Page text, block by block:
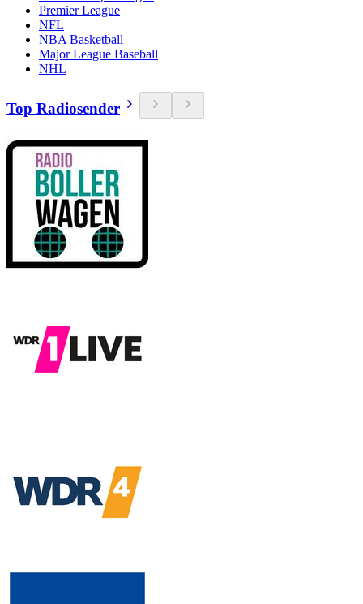
Premier League
NFL
NBA Basketball
Major League Baseball
NHL
Top Radiosender